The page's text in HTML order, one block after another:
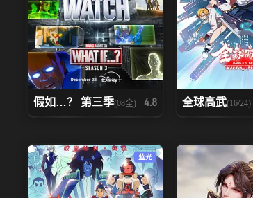
假如…？ 第三季(08全) 4.8 全球高武(16/24)
蓝光